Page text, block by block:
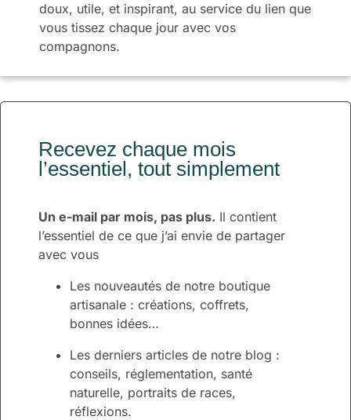
doux, utile, et inspirant, au service du lien que
vous tissez chaque jour avec vos
compagnons.
Recevez chaque mois
l’essentiel, tout simplement
Un e-mail par mois, pas plus. Il contient
l’essentiel de ce que j’ai envie de partager
avec vous
Les nouveautés de notre boutique
artisanale : créations, coffrets,
bonnes idées…
Les derniers articles de notre blog :
conseils, réglementation, santé
naturelle, portraits de races,
réflexions.